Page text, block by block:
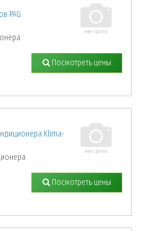
PAG
Посмотреть цены
Klima-
Посмотреть цены